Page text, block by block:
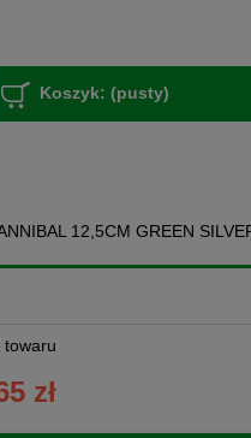
Koszyk: (pusty)
12,5CM GREEN
towaru
zł